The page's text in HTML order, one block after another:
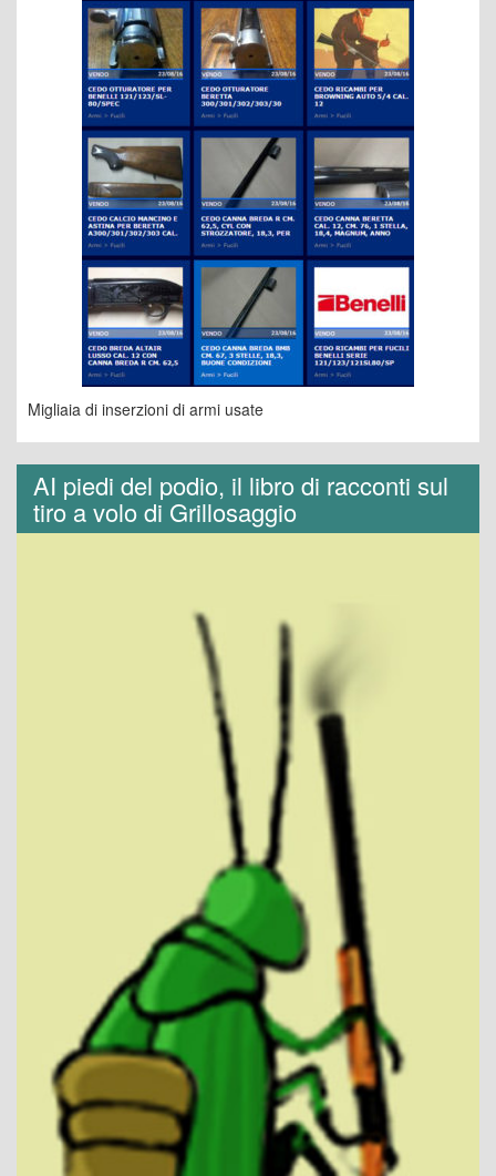
Migliaia di inserzioni di armi usate
AI piedi del podio, il libro di racconti sul
tiro a volo di Grillosaggio